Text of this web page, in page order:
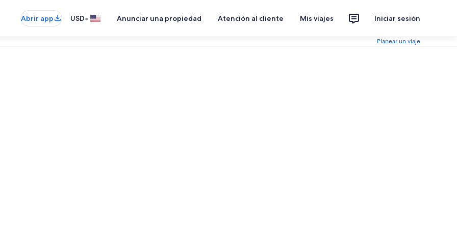
Abrir app USD• Anunciar una propiedad Atención al cliente Mis viajes Iniciar sesión
Planear un viaje